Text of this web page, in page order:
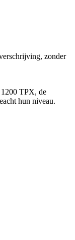
zonder
TPX, de
hun niveau.